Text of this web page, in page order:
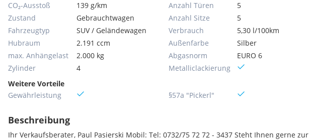
CO₂-Ausstoß
139 g/km
Zustand
Gebrauchtwagen
Fahrzeugtyp
SUV / Geländewagen
Hubraum
2.191 ccm
max. Anhängelast
2.000 kg
Zylinder
4
Anzahl Türen
5
Anzahl Sitze
5
Verbrauch
5,30 l/100km
Außenfarbe
Silber
Abgasnorm
EURO 6
Metallic­lackierung
Weitere Vorteile
Gewährleistung
§57a "Pickerl"
Beschreibung
Ihr Verkaufsberater, Paul Pasierski Mobil: Tel: 0732/75 72 72 - 3437 Steht Ihnen gerne zur